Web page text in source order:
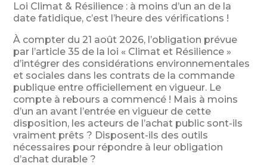
Loi Climat & Résilience : à moins d’un an de la
date fatidique, c’est l’heure des vérifications !
À compter du 21 août 2026, l’obligation prévue
par l’article 35 de la loi « Climat et Résilience »
d’intégrer des considérations environnementales
et sociales dans les contrats de la commande
publique entre officiellement en vigueur. Le
compte à rebours a commencé ! Mais à moins
d’un an avant l’entrée en vigueur de cette
disposition, les acteurs de l’achat public sont-ils
vraiment prêts ? Disposent-ils des outils
nécessaires pour répondre à leur obligation
d’achat durable ?